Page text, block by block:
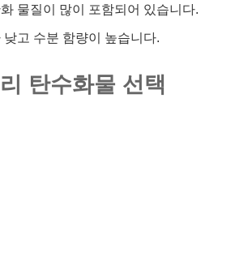
물질이 많이 포함되어 있습니다.
낮고 수분 함량이 높습니다.
탄수화물 선택